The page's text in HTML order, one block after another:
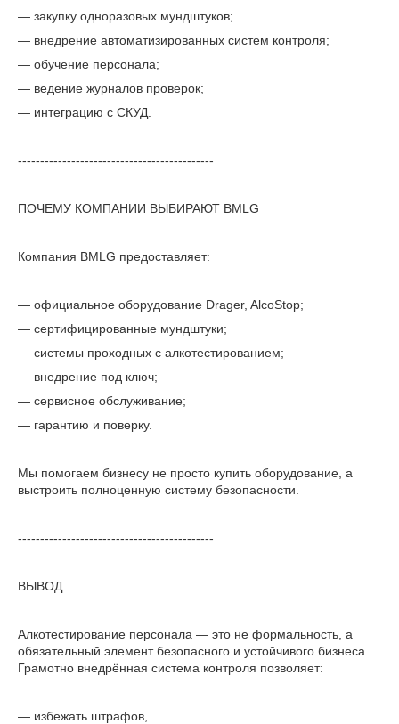
— закупку одноразовых мундштуков;
— внедрение автоматизированных систем контроля;
— обучение персонала;
— ведение журналов проверок;
— интеграцию с СКУД.
--------------------------------------------
ПОЧЕМУ КОМПАНИИ ВЫБИРАЮТ BMLG
Компания BMLG предоставляет:
— официальное оборудование Drager, AlcoStop;
— сертифицированные мундштуки;
— системы проходных с алкотестированием;
— внедрение под ключ;
— сервисное обслуживание;
— гарантию и поверку.
Мы помогаем бизнесу не просто купить оборудование, а
выстроить полноценную систему безопасности.
--------------------------------------------
ВЫВОД
Алкотестирование персонала — это не формальность, а
обязательный элемент безопасного и устойчивого бизнеса.
Грамотно внедрённая система контроля позволяет:
— избежать штрафов,